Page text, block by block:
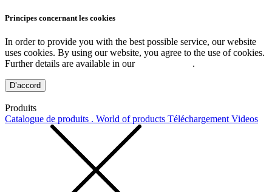
Principes concernant les cookies
In order to provide you with the best possible service, our website
uses cookies. By using our website, you agree to the use of cookies.
Further details are available in our
.
D’accord
Produits
Catalogue de produits . World of products Téléchargement Videos